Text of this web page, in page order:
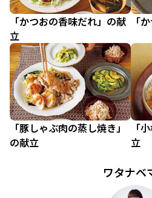
「かつおの香味だれ」の献
立
「
「豚しゃぶ肉の蒸し焼き」
の献立
「
立
ワタナベ